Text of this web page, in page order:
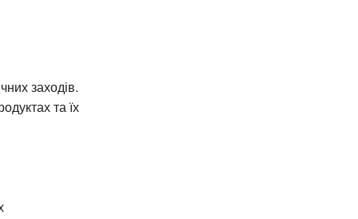
заходів.
та їх